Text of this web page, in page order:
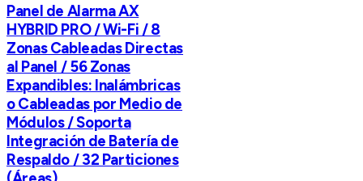
Panel de Alarma AX
HYBRID PRO / Wi-Fi / 8
Zonas Cableadas Directas
al Panel / 56 Zonas
Expandibles: Inalámbricas
o Cableadas por Medio de
Módulos / Soporta
Integración de Batería de
Respaldo / 32 Particiones